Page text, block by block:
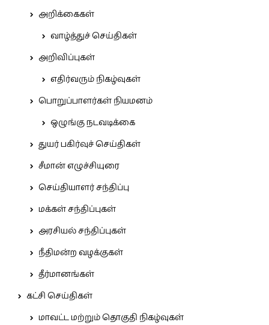
அறிக்கைகள்
வாழ்த்துச் செய்திகள்
அறிவிப்புகள்
எதிர்வரும் நிகழ்வுகள்
பொறுப்பாளர்கள் நியமனம்
ஒழுங்கு நடவடிக்கை
துயர் பகிர்வுச் செய்திகள்
சீமான் எழுச்சியுரை
செய்தியாளர் சந்திப்பு
மக்கள் சந்திப்புகள்
அரசியல் சந்திப்புகள்
நீதிமன்ற வழக்குகள்
தீர்மானங்கள்
கட்சி செய்திகள்
மாவட்ட மற்றும் தொகுதி நிகழ்வுகள்